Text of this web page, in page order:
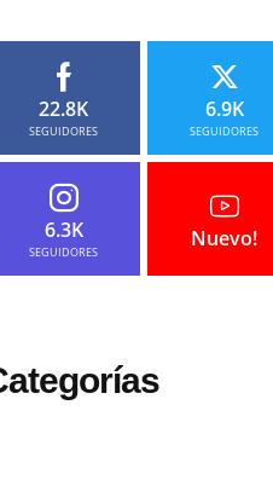
22.8K
SEGUIDORES
6.9K
SEGUIDORES
6.3K
SEGUIDORES
Nuevo!